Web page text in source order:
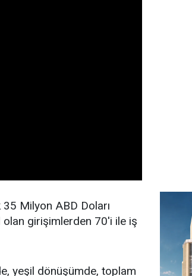
35 Milyon ABD Doları
olan girişimlerden 70'i ile iş
yeşil dönüşümde, toplam